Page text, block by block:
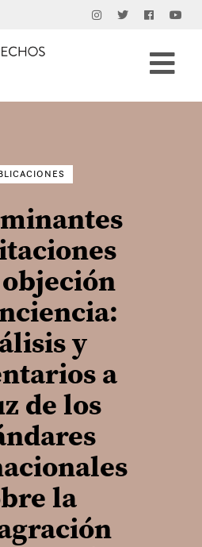
y
a
de los
la